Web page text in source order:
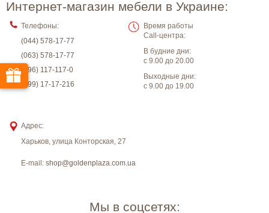
Интернет-магазин мебели в Украине:
Телефоны:
(044) 578-17-77
(063) 578-17-77
(096) 117-117-0
(099) 17-17-216
Время работы
Call-центра:
В будние дни:
с 9.00 до 20.00
Выходные дни:
с 9.00 до 19.00
Адрес:
Харьков, улица Конторская, 27
E-mail: shop@goldenplaza.com.ua
Мы в соцсетях: